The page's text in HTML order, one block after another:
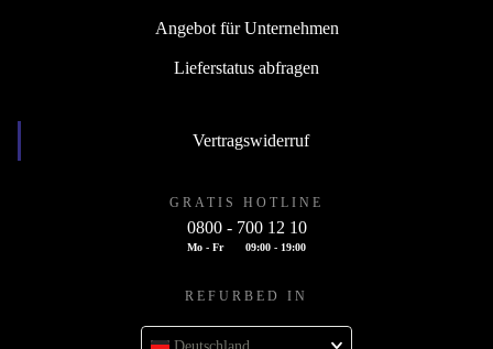
Angebot für Unternehmen
Lieferstatus abfragen
Vertragswiderruf
GRATIS HOTLINE
0800 - 700 12 10
Mo - Fr 09:00 - 19:00
REFURBED IN